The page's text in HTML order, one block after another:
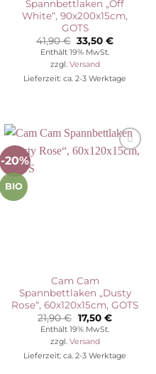
Spannbettlaken „Off
White“, 90x200x15cm,
GOTS
41,90€ Ursprünglicher
Preis
war:
41,90 €
33,50€
Enthält 19% MwSt.
zzgl. Versand
Lieferzeit: ca. 2-3 Werktage
-20%
BIO
Cam Cam
Spannbettlaken „Dusty
Rose“, 60x120x15cm, GOTS
21,90€ Ursprünglicher
Preis
war:
21,90 €
17,50 €Aktueller
Enthält 19% MwSt.
zzgl. Versand
Lieferzeit: ca. 2-3 Werktage